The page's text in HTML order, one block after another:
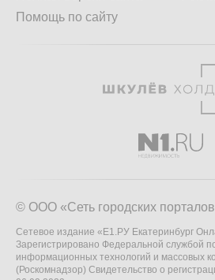
Помощь по сайту
© ООО «Сеть городских
Сетевое издание «Е1.РУ Екатеринбург
Зарегистрировано Федеральной службой
информационных технологий и массовых
(Роскомнадзор) Свидетельство о